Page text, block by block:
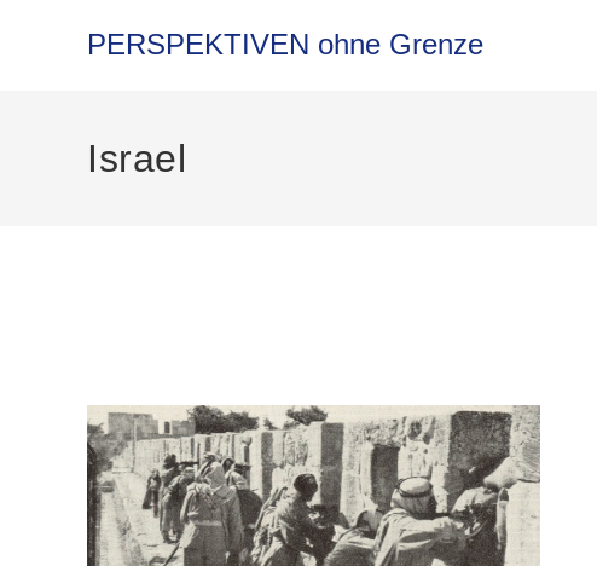
PERSPEKTIVEN ohne Grenze
Israel